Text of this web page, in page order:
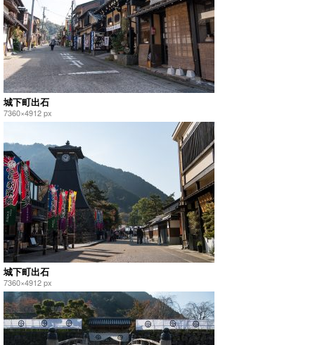
城下町出石
7360×4912 px
城下町出石
7360×4912 px